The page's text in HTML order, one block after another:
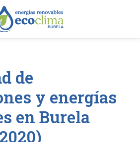
de
y energías
en Burela